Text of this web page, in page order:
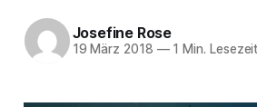
Josefine Rose
19 März 2018 —1 Min. Lesezeit